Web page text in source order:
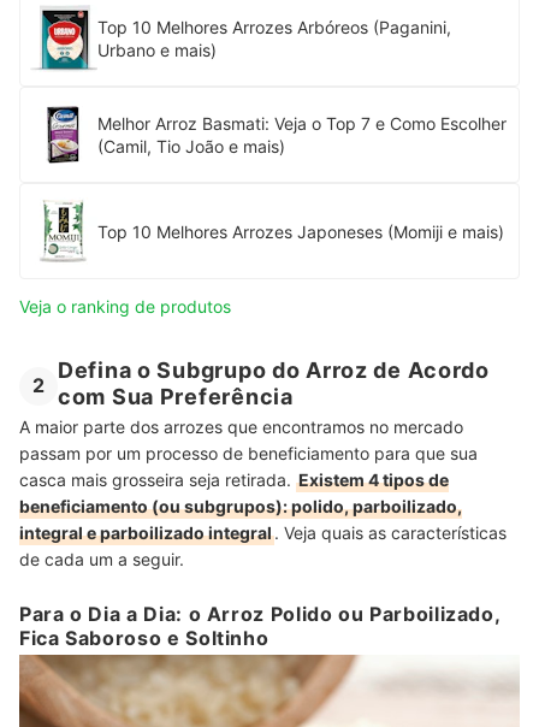
Top 10 Melhores Arrozes Arbóreos (Paganini,
Urbano e mais)
Melhor Arroz Basmati: Veja o Top 7 e Como Escolher
(Camil, Tio João e mais)
Top 10 Melhores Arrozes Japoneses (Momiji e mais)
Veja o ranking de produtos
2
Defina o Subgrupo do Arroz de Acordo
com Sua Preferência
A maior parte dos arrozes que encontramos no mercado
passam por um processo de beneficiamento para que sua
casca mais grosseira seja retirada. Existem 4 tipos de
beneficiamento (ou subgrupos): polido, parboilizado,
integral e parboilizado integral. Veja quais as características
de cada um a seguir.
Para o Dia a Dia: o Arroz Polido ou Parboilizado,
Fica Saboroso e Soltinho